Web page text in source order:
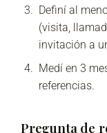
Definí al
(visita,
invitación a
Medí en 3
referencias.
Pregunta de